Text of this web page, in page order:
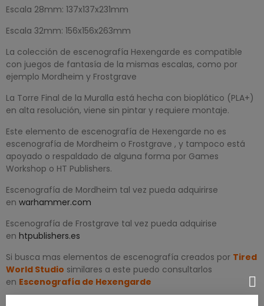
Escala 28mm: 137x137x231mm
Escala 32mm: 156x156x263mm
La colección de escenografía Hexengarde es compatible
con juegos de fantasía de la mismas escalas, como por
ejemplo Mordheim y Frostgrave
La Torre Final de la Muralla está hecha con bioplático (PLA+)
en alta resolución, viene sin pintar y requiere montaje.
Este elemento de escenografía de Hexengarde no es
escenografía de Mordheim o Frostgrave , y tampoco está
apoyado o respaldado de alguna forma por Games
Workshop o HT Publishers.
Escenografía de Mordheim tal vez pueda adquirirse
en warhammer.com
Escenografía de Frostgrave tal vez pueda adquirise
en htpublishers.es
Si busca mas elementos de escenografía creados por Tired
World Studio similares a este puedo consultarlos
en Escenografía de Hexengarde